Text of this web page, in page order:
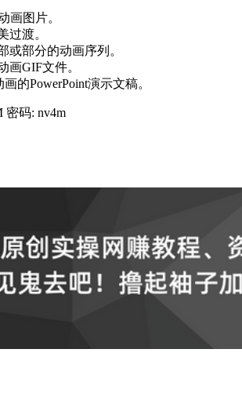
画图片。
过渡。
或部分的动画序列。
画GIF文件。
的PowerPoint演示文稿。
密码: nv4m